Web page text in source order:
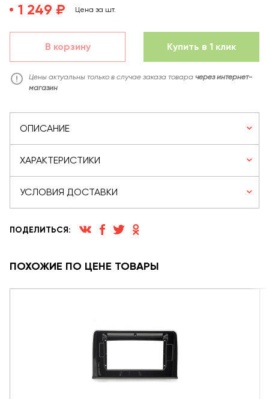
1 249 ₽ Цена за шт.
В корзину Купить в 1 клик
Цены актуальны только в случае заказа товара через интернет-
магазин
ОПИСАНИЕ
ХАРАКТЕРИСТИКИ
УСЛОВИЯ ДОСТАВКИ
ПОДЕЛИТЬСЯ:
ПОХОЖИЕ ПО ЦЕНЕ ТОВАРЫ